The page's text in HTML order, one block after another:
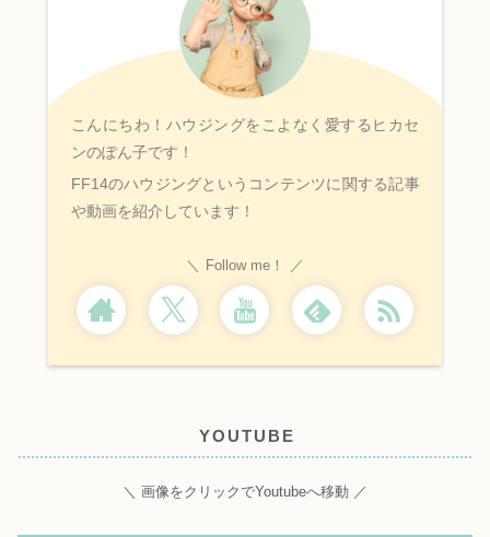
こんにちわ！ハウジングをこよなく愛するヒカセ
ンのぽん子です！
FF14のハウジングというコンテンツに関する記事
や動画を紹介しています！
Follow me！
YOUTUBE
＼ 画像をクリックでYoutubeへ移動 ／